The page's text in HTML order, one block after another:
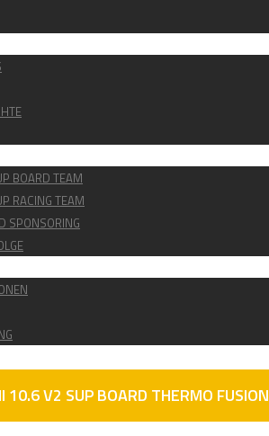
BOARD TEAM
RACING TEAM
SPONSORING
10.6 V2 SUP BOARD THERMO FUSION